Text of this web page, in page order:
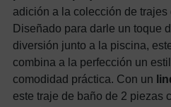
adición a la colección de
Diseñado para darle un toque
diversión junto a la piscina,
combina a la perfección un
comodidad práctica. Con un
este traje de baño de 2 piezas